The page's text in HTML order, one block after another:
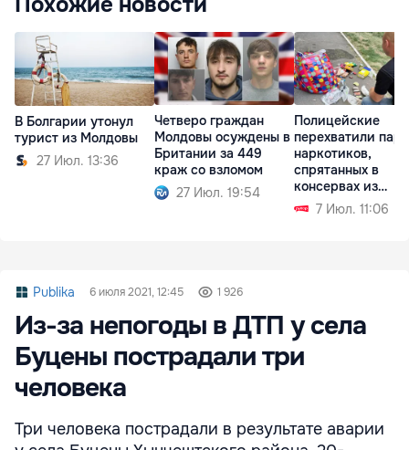
В Болгарии утонул
турист из Молдовы
27 Июл. 13:36
Четверо граждан
Молдовы осуждены в
Британии за 449
краж со взломом
27 Июл. 19:54
Полицейские
перехватили
наркотиков,
спрятанных в
консервах из
Испании
7 Июл. 11:06
Publika 6 июля 2021, 12:45 1 926
Из-за непогоды в ДТП у села
Буцены пострадали три
человека
Три человека пострадали в результате аварии